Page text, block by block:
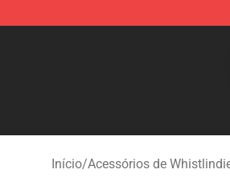
WhistlinDiesel Shop - Official
Início/Acessórios de